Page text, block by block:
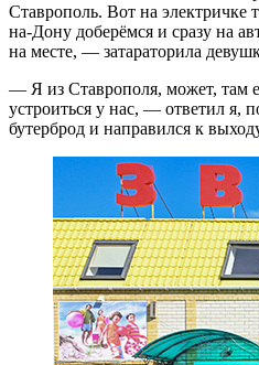
Ставрополь. Вот на электричке
на-Дону доберёмся и сразу на
на месте, — затараторила
— Я из Ставрополя, может, там
устроиться у нас, — ответил я,
бутерброд и направился к